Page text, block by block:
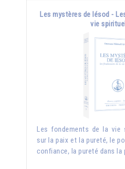
Les mystères de Iésod -
vie
Les fondements de la vie
sur la paix et la pureté, le
confiance, la pureté dans la